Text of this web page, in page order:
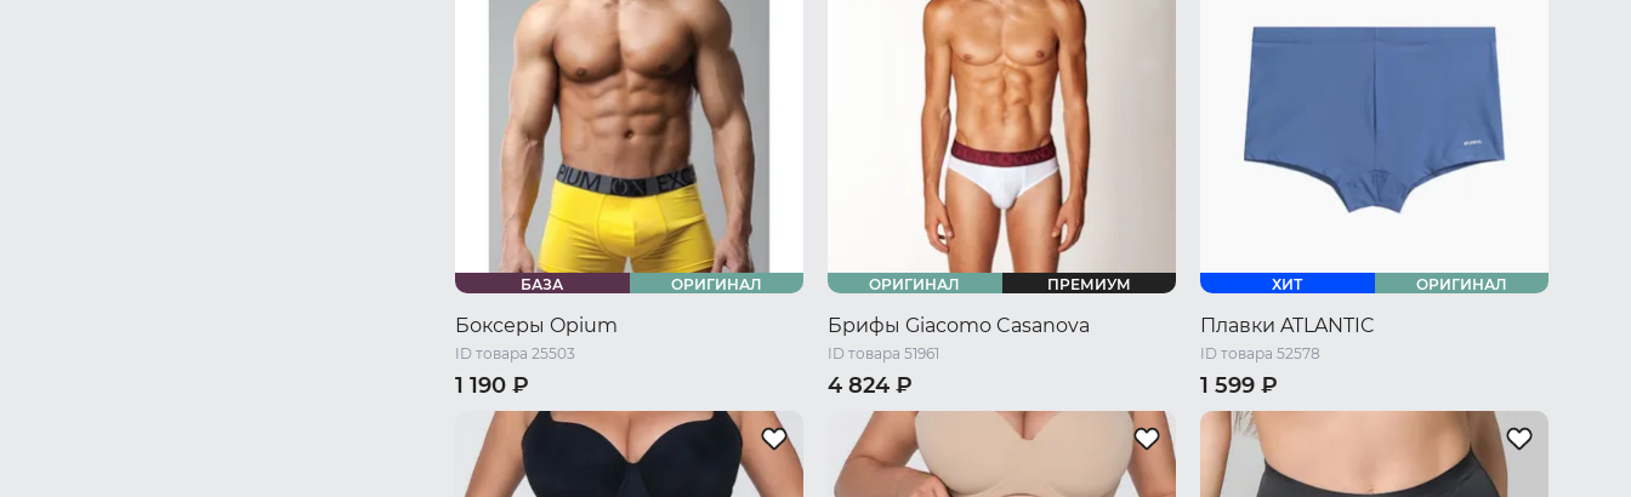
54 RU / XXXL
БАЗА ОРИГИНАЛ
Боксеры Opium
ID товара 25503
1 190 ₽
46 RU / S 48 RU / M 50 RU / L
52 RU / XL 54 RU / XXL
56 RU / XXXL
58 RU / XXXXL
ОРИГИНАЛ ПРЕМИУМ
Брифы Giacomo Casanova
ID товара 51961
4 824 ₽
44 RU / S 46 RU / M
48 RU / L
50 RU / XL
54 RU / XXXL
ХИТ ОРИГИНАЛ
Плавки ATLANTIC
ID товара 52578
1 599 ₽
44 RU / S
48 RU / L
50 RU / XL
54 RU / XXXL